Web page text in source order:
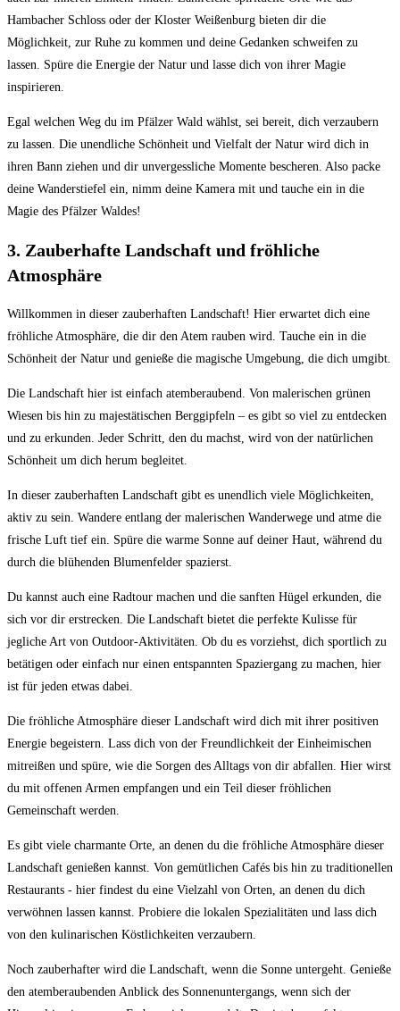
Hambacher Schloss oder der Kloster Weißenburg bieten dir die
Möglichkeit, zur Ruhe zu kommen und deine Gedanken ⁤schweifen zu
lassen. Spüre die ⁣Energie der Natur und lasse dich von ihrer Magie
inspirieren.
Egal welchen Weg du‍ im Pfälzer Wald wählst,​ sei ⁢bereit, ⁢dich verzaubern‍
zu lassen. Die unendliche Schönheit und Vielfalt ⁣der ‌Natur wird dich in
ihren Bann ‍ziehen und dir​ unvergessliche Momente bescheren.‌ Also packe
deine Wanderstiefel ein, nimm deine​ Kamera mit und tauche‌ ein in die
Magie des ⁣Pfälzer Waldes!
3. Zauberhafte Landschaft⁢ und fröhliche⁤
Atmosphäre
Willkommen in dieser zauberhaften Landschaft! Hier​ erwartet dich eine
fröhliche Atmosphäre, die dir den Atem rauben‌ wird. Tauche ein in die
Schönheit der Natur und genieße die magische Umgebung, die​ dich umgibt.
Die⁤ Landschaft hier ist einfach atemberaubend. Von malerischen grünen
Wiesen ​bis hin zu majestätischen Berggipfeln‍ – es gibt so viel zu ‍entdecken
und zu‌ erkunden. Jeder Schritt,‍ den du machst, wird ‍von der natürlichen
Schönheit um dich herum begleitet.
In dieser zauberhaften Landschaft gibt es​ unendlich viele Möglichkeiten,
aktiv zu⁣ sein. Wandere entlang der malerischen Wanderwege⁤ und atme die
frische Luft ⁢tief⁤ ein. Spüre die warme Sonne auf deiner Haut, ⁣während du
durch die blühenden Blumenfelder spazierst.
Du kannst auch eine Radtour machen und die sanften Hügel erkunden, die
sich vor‌ dir erstrecken. Die Landschaft bietet die perfekte Kulisse für
jegliche⁤ Art von Outdoor-Aktivitäten. Ob du es vorziehst,‍ dich sportlich⁣ zu
betätigen oder einfach‌ nur‍ einen entspannten Spaziergang zu machen, hier
ist ⁣für jeden etwas dabei.
Die fröhliche ‍Atmosphäre ‍dieser Landschaft wird​ dich mit ihrer positiven
Energie⁤ begeistern. Lass dich von der Freundlichkeit⁣ der Einheimischen
mitreißen und spüre, wie die Sorgen des ⁤Alltags ⁣von dir abfallen. Hier wirst
du⁢ mit offenen Armen empfangen und ein Teil dieser ⁣fröhlichen
Gemeinschaft werden.
Es gibt viele ‌charmante Orte, an denen du‌ die fröhliche Atmosphäre dieser
Landschaft genießen kannst. ⁣Von gemütlichen Cafés bis hin zu traditionellen
Restaurants ‌- ​hier findest du eine Vielzahl von ‌Orten, an ‌denen du dich
verwöhnen lassen⁤ kannst. Probiere ⁣die lokalen Spezialitäten‍ und lass dich
von den kulinarischen⁤ Köstlichkeiten verzaubern.
Noch zauberhafter wird‍ die Landschaft, wenn die Sonne untergeht. Genieße
den atemberaubenden ‌Anblick ​des Sonnenuntergangs, ‍wenn sich der